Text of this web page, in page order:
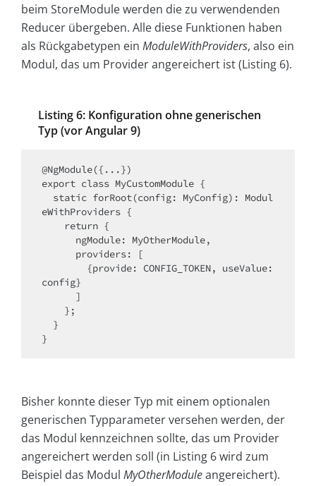
beim StoreModule werden die zu verwendenden
Reducer übergeben. Alle diese Funktionen haben
als Rückgabetypen ein ModuleWithProviders, also ein
Modul, das um Provider angereichert ist (Listing 6).
Listing 6: Konfiguration ohne generischen
Typ (vor Angular 9)
@NgModule({...})
export class MyCustomModule {
eWithProviders {
config}
}
Bisher konnte dieser Typ mit einem optionalen
generischen Typparameter versehen werden, der
das Modul kennzeichnen sollte, das um Provider
angereichert werden soll (in Listing 6 wird zum
Beispiel das Modul MyOtherModuleangereichert).